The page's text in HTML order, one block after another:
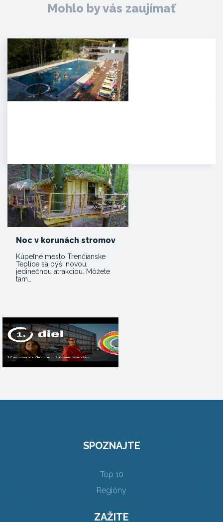
Mohlo by vás zaujímať
Noc v korunách stromov
Kúpeľné mesto Trenčianske
Teplice sa pýši novou,
jedinečnou atrakciou. Môžete
tam…
SPOZNAJTE
Top 10
Regióny
ZAŽITE